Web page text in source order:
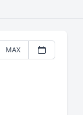
MAX